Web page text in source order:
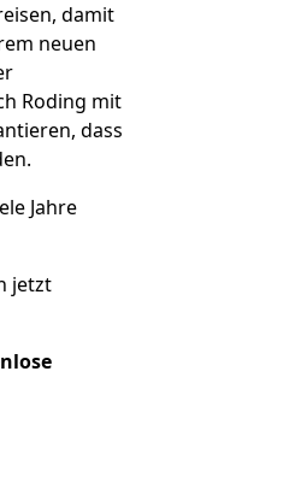
damit
neuen
Roding mit
dass
Jahre
jetzt